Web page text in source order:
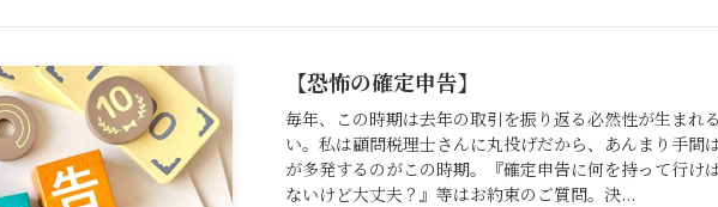
【恐怖の確定申告】
毎年、この時期は去年の取引を振り返る必然性が生まれ
い。私は顧問税理士さんに丸投げだから、あんまり手間
が多発するのがこの時期。『確定申告に何を持って行け
ないけど大丈夫？』等はお約束のご質問。決...